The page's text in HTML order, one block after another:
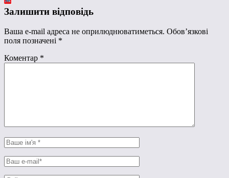
Залишити відповідь
Ваша e-mail адреса не оприлюднюватиметься. Обов’язкові
поля позначені *
Коментар *